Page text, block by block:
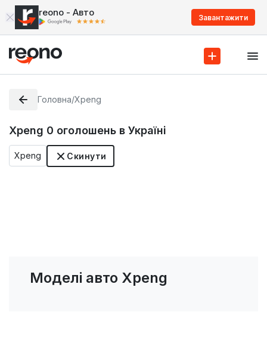
reono - Авто Завантажити
Головна/Xpeng
Xpeng 0 оголошень в Україні
Xpeng Скинути
Моделі авто Xpeng